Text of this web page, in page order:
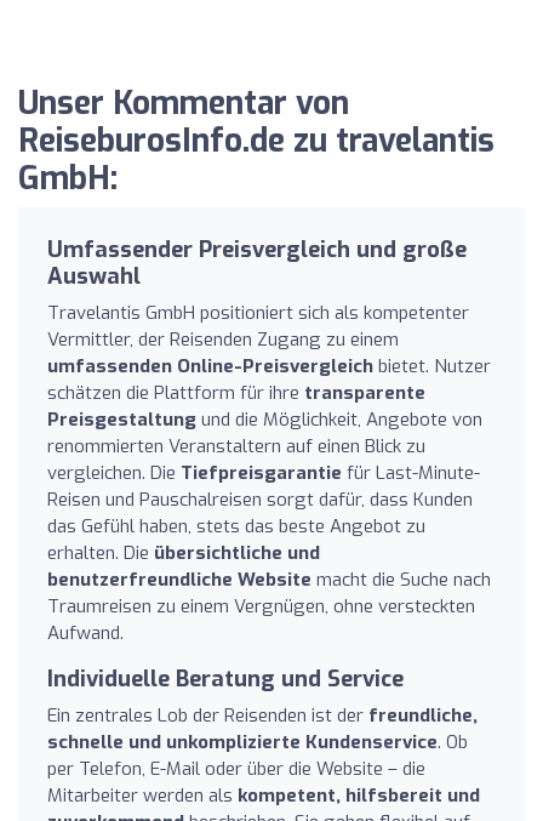
Unser Kommentar von
ReiseburosInfo.de zu travelantis
GmbH:
Umfassender Preisvergleich und große
Auswahl
Travelantis GmbH positioniert sich als kompetenter
Vermittler, der Reisenden Zugang zu einem
umfassenden Online-Preisvergleich bietet. Nutzer
schätzen die Plattform für ihre transparente
Preisgestaltung und die Möglichkeit, Angebote von
renommierten Veranstaltern auf einen Blick zu
vergleichen. Die Tiefpreisgarantie für Last-Minute-
Reisen und Pauschalreisen sorgt dafür, dass Kunden
das Gefühl haben, stets das beste Angebot zu
erhalten. Die übersichtliche und
benutzerfreundliche Website macht die Suche nach
Traumreisen zu einem Vergnügen, ohne versteckten
Aufwand.
Individuelle Beratung und Service
Ein zentrales Lob der Reisenden ist der freundliche,
schnelle und unkomplizierte Kundenservice. Ob
per Telefon, E-Mail oder über die Website – die
Mitarbeiter werden als kompetent, hilfsbereit und